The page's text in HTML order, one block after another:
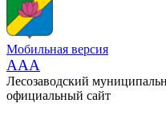
Мобильная версия
AAA
Лесозаводский
официальный сайт